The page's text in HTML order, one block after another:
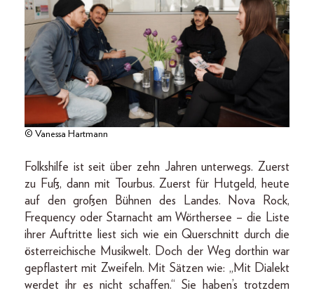
© Vanessa Hartmann
Folkshilfe ist seit über zehn Jahren unterwegs. Zuerst
zu Fuß, dann mit Tourbus. Zuerst für Hutgeld, heute
auf den großen Bühnen des Landes. Nova Rock,
Frequency oder Starnacht am Wörthersee – die Liste
ihrer Auftritte liest sich wie ein Querschnitt durch die
österreichische Musikwelt. Doch der Weg dorthin war
gepflastert mit Zweifeln. Mit Sätzen wie: „Mit Dialekt
werdet ihr es nicht schaffen.“ Sie haben’s trotzdem